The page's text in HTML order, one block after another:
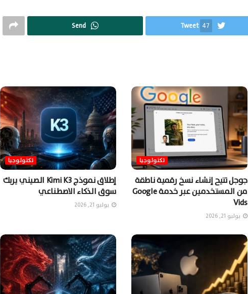
Tweet 47
Send
تكنولوجيا
جوجل تتيح إنشاء نسخ رقمية ناطقة
من المستخدمين عبر خدمة Google
Vids
يوليو 21, 2026
تكنولوجيا
إطلاق نموذج Kimi K3 الصيني يربك
سوق الذكاء الاصطناعي
يوليو 21, 2026